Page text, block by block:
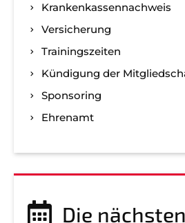
Kranken­kassen­nachweis
Versicherung
Trainingszeiten
Kündigung der
Sponsoring
Ehrenamt
Die